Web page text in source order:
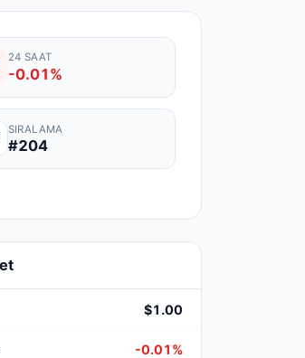
24 SAAT
-0.01%
SIRALAMA
#204
$1.00
-0.01%